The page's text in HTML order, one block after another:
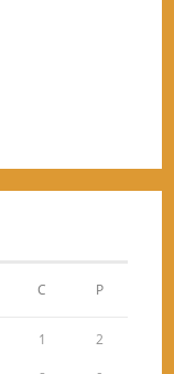
C P
1 2